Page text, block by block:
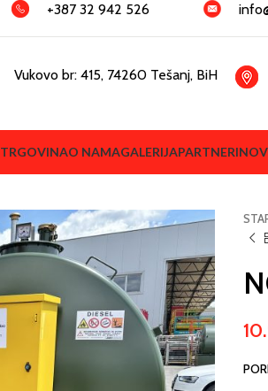
+387 32 942 526
Vukovo br: 415, 74260 Tešanj, BiH
TRGOVINAO NAMAGALERIJAPARTNERI